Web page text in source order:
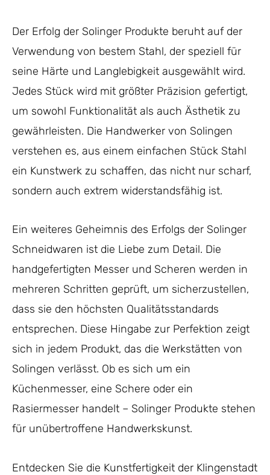
Der Erfolg der Solinger Produkte beruht auf der
Verwendung von bestem Stahl, der speziell für
seine Härte und Langlebigkeit ausgewählt wird.
Jedes Stück wird mit größter Präzision gefertigt,
um sowohl Funktionalität als auch Ästhetik zu
gewährleisten. Die Handwerker von Solingen
verstehen es, aus einem einfachen Stück Stahl
ein Kunstwerk zu schaffen, das nicht nur scharf,
sondern auch extrem widerstandsfähig ist.
Ein weiteres Geheimnis des Erfolgs der Solinger
Schneidwaren ist die Liebe zum Detail. Die
handgefertigten Messer und Scheren werden in
mehreren Schritten geprüft, um sicherzustellen,
dass sie den höchsten Qualitätsstandards
entsprechen. Diese Hingabe zur Perfektion zeigt
sich in jedem Produkt, das die Werkstätten von
Solingen verlässt. Ob es sich um ein
Küchenmesser, eine Schere oder ein
Rasiermesser handelt – Solinger Produkte stehen
für unübertroffene Handwerkskunst.
Entdecken Sie die Kunstfertigkeit der Klingenstadt